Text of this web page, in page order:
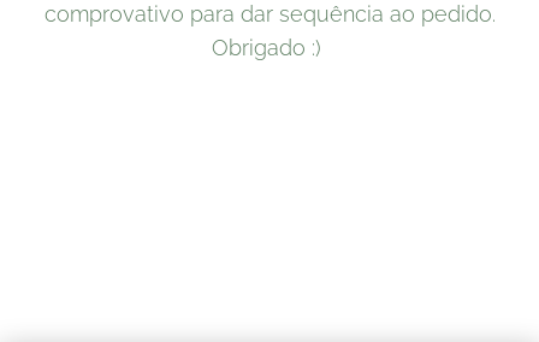
comprovativo para dar sequência ao pedido.
Obrigado :)